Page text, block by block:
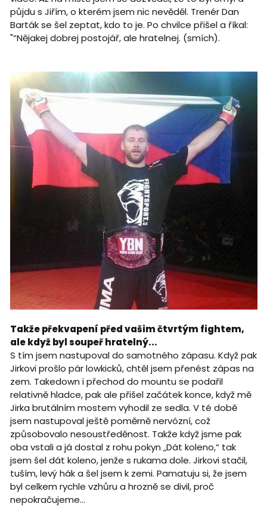
půjdu s Jiřím, o kterém jsem nic nevěděl. Trenér Dan
Barták se šel zeptat, kdo to je. Po chvilce přišel a říkal:
"“Nějakej dobrej postojář, ale hratelnej. (smích).
Takže překvapení před vašim čtvrtým fightem,
ale když byl soupeř hratelný...
S tím jsem nastupoval do samotného zápasu. Když pak
Jirkovi prošlo pár lowkicků, chtěl jsem přenést zápas na
zem. Takedown i přechod do mountu se podařil
relativně hladce, pak ale přišel začátek konce, když mě
Jirka brutálním mostem vyhodil ze sedla. V té době
jsem nastupoval ještě poměrně nervózní, což
způsobovalo nesoustředěnost. Takže když jsme pak
oba vstali a já dostal z rohu pokyn „Dát koleno,“ tak
jsem šel dát koleno, jenže s rukama dole. Jirkovi stačil,
tuším, levý hák a šel jsem k zemi. Pamatuju si, že jsem
byl celkem rychle vzhůru a hrozně se divil, proč
nepokračujeme...